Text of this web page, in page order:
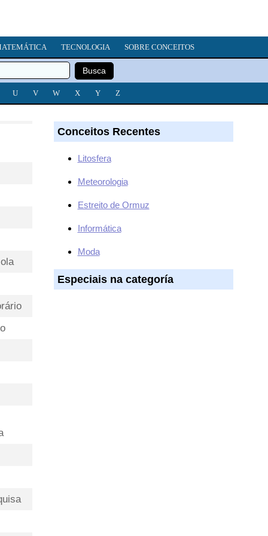
TECNOLOGIA SOBRE CONCEITOS
U V W X Y Z
Conceitos Recentes
Litosfera
Meteorologia
Estreito de Ormuz
Informática
Moda
Especiais na categoría